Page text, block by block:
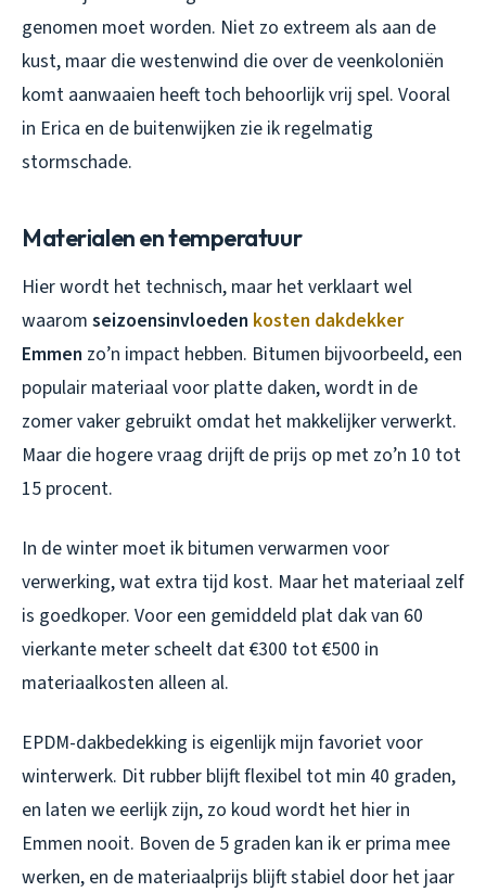
genomen moet worden. Niet zo extreem als aan de
kust, maar die westenwind die over de veenkoloniën
komt aanwaaien heeft toch behoorlijk vrij spel. Vooral
in Erica en de buitenwijken zie ik regelmatig
stormschade.
Materialen en temperatuur
Hier wordt het technisch, maar het verklaart wel
waarom seizoensinvloeden kosten dakdekker
Emmen zo’n impact hebben. Bitumen bijvoorbeeld, een
populair materiaal voor platte daken, wordt in de
zomer vaker gebruikt omdat het makkelijker verwerkt.
Maar die hogere vraag drijft de prijs op met zo’n 10 tot
15 procent.
In de winter moet ik bitumen verwarmen voor
verwerking, wat extra tijd kost. Maar het materiaal zelf
is goedkoper. Voor een gemiddeld plat dak van 60
vierkante meter scheelt dat €300 tot €500 in
materiaalkosten alleen al.
EPDM-dakbedekking is eigenlijk mijn favoriet voor
winterwerk. Dit rubber blijft flexibel tot min 40 graden,
en laten we eerlijk zijn, zo koud wordt het hier in
Emmen nooit. Boven de 5 graden kan ik er prima mee
werken, en de materiaalprijs blijft stabiel door het jaar